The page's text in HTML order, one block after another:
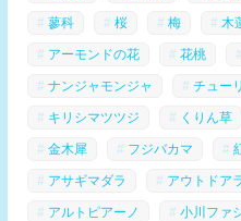
蓼科 桜 梅 木
アーモンドの花 花桃
ナンジャモンジャ チュー
キリシマツツジ くりん草
金木犀 フジバカマ
アサギマダラ アウトドア
アルトピアーノ 小川ファ